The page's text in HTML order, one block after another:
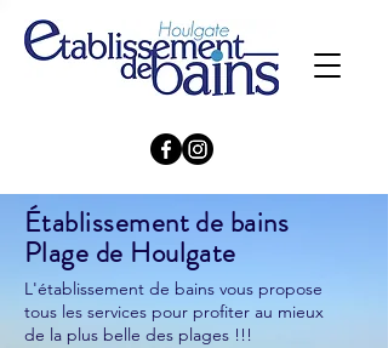
Établissement de bains
Plage de Houlgate
L'établissement de bains vous propose
tous les services pour profiter au mieux
de la plus belle des plages !!!